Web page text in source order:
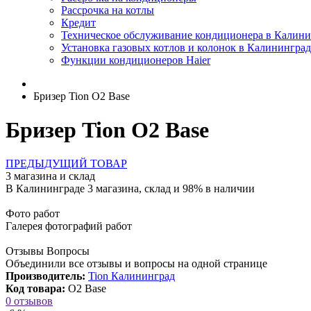
Рассрочка на котлы
Кредит
Техническое обслуживание кондиционера в
Установка газовых котлов и колонок в
Функции кондиционеров Haier
Бризер Tion O2 Base
Бризер Tion O2 Base
ПРЕДЫДУЩИЙ ТОВАР
3 магазина и склад
В Калининграде 3 магазина, склад и 98% в наличии
Фото работ
Галерея фотографий работ
Отзывы Вопросы
Объединили все отзывы и вопросы на одной странице
Производитель: Tion Калининград
Код товара: O2 Base
0 отзывов